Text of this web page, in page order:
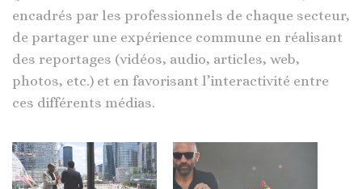
encadrés par les professionnels de chaque secteur,
de partager une expérience commune en réalisant
des reportages (vidéos, audio, articles, web,
photos, etc.) et en favorisant l’interactivité entre
ces différents médias.